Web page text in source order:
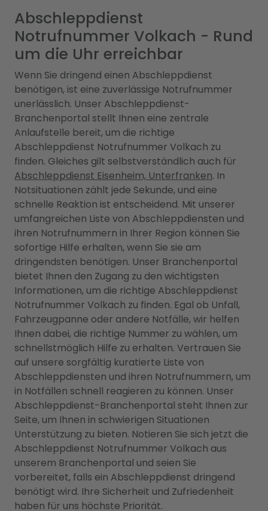
Abschleppdienst
Notrufnummer Volkach - Rund
um die Uhr erreichbar
Wenn Sie dringend einen Abschleppdienst
benötigen, ist eine zuverlässige Notrufnummer
unerlässlich. Unser Abschleppdienst-
Branchenportal stellt Ihnen eine zentrale
Anlaufstelle bereit, um die richtige
Abschleppdienst Notrufnummer Volkach zu
finden. Gleiches gilt selbstverständlich auch für
Abschleppdienst Eisenheim, Unterfranken. In
Notsituationen zählt jede Sekunde, und eine
schnelle Reaktion ist entscheidend. Mit unserer
umfangreichen Liste von Abschleppdiensten und
ihren Notrufnummern in Ihrer Region können Sie
sofortige Hilfe erhalten, wenn Sie sie am
dringendsten benötigen. Unser Branchenportal
bietet Ihnen den Zugang zu den wichtigsten
Informationen, um die richtige Abschleppdienst
Notrufnummer Volkach zu finden. Egal ob Unfall,
Fahrzeugpanne oder andere Notfälle, wir helfen
Ihnen dabei, die richtige Nummer zu wählen, um
schnellstmöglich Hilfe zu erhalten. Vertrauen Sie
auf unsere sorgfältig kuratierte Liste von
Abschleppdiensten und ihren Notrufnummern, um
in Notfällen schnell reagieren zu können. Unser
Abschleppdienst-Branchenportal steht Ihnen zur
Seite, um Ihnen in schwierigen Situationen
Unterstützung zu bieten. Notieren Sie sich jetzt die
Abschleppdienst Notrufnummer Volkach aus
unserem Branchenportal und seien Sie
vorbereitet, falls ein Abschleppdienst dringend
benötigt wird. Ihre Sicherheit und Zufriedenheit
haben für uns höchste Priorität.